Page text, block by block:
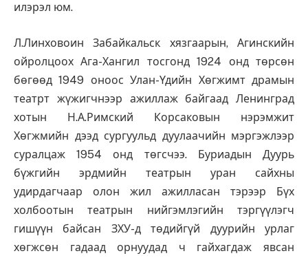
илэрэл юм.
Л.Линховоин Забайкальск хязгаарын, Агинскийн
ойролцоох Ага-Хангил тосгонд 1924 онд төрсөн
бөгөөд 1949 оноос Улан-Үдийн Хөгжимт драмын
театрт жүжигчнээр ажиллаж байгаад Ленинград
хотын Н.А.Римский Корсаковын нэрэмжит
Хөгжмийн дээд сургуульд дуулаачийн мэргэжлээр
суралцаж 1954 онд төгсчээ. Буриадын Дуурь
бүжгийн эрдмийн театрын уран сайхны
удирдагчаар олон жил ажилласан тэрээр Бүх
холбоотын театрын нийгэмлэгийн тэргүүлэгч
гишүүн байсан ЗХУ-д төдийгүй дуурийн урлаг
хөгжсөн гадаад орнуудад ч гайхагдаж явсан